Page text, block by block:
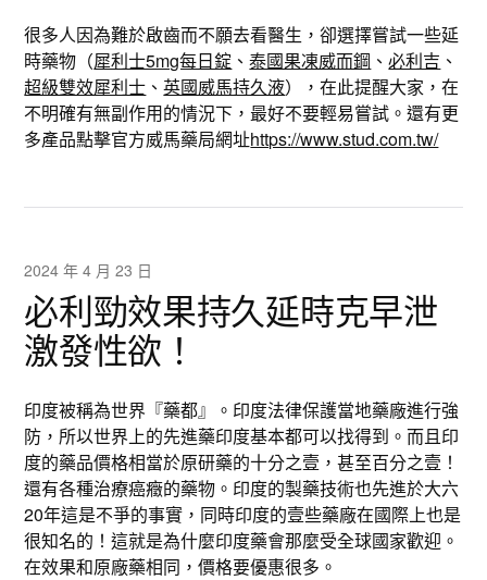
很多人因為難於啟齒而不願去看醫生，卻選擇嘗試一些延
時藥物（犀利士5mg每日錠 、泰國果凍威而鋼 、必利吉 、
超級雙效犀利士 、英國威馬持久液），在此提醒大家，在
不明確有無副作用的情況下，最好不要輕易嘗試。還有更
多產品點擊官方威馬藥局網址https://www.stud.com.tw/
2024 年 4 月 23 日
必利勁效果持久延時克早泄
激發性欲！
印度被稱為世界『藥都』。印度法律保護當地藥廠進行強
防，所以世界上的先進藥印度基本都可以找得到。而且印
度的藥品價格相當於原研藥的十分之壹，甚至百分之壹！
還有各種治療癌癥的藥物。印度的製藥技術也先進於大六
20年這是不爭的事實，同時印度的壹些藥廠在國際上也是
很知名的！這就是為什麼印度藥會那麼受全球國家歡迎。
在效果和原廠藥相同，價格要優惠很多。